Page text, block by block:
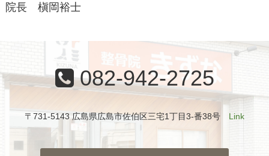
院長 槇岡裕士
082-942-2725
〒731-5143 広島県広島市佐伯区三宅1丁目3-番38号 Link